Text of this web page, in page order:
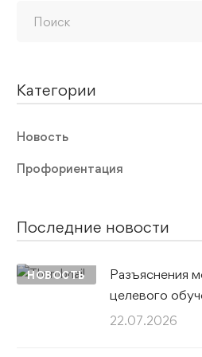
Категории
Новость
Профориентация
Последние новости
НОВОСТЬ
Разъяснения
целевого
22.07.2026